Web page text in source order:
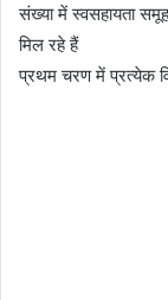
संख्या में स्वसहायता
मिल रहे हैं
प्रथम चरण में प्रत्येक